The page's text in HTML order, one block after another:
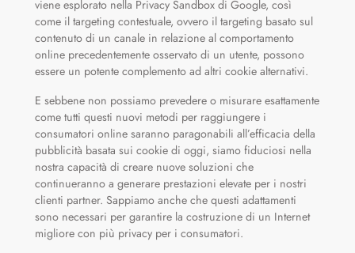
viene esplorato nella Privacy Sandbox di Google, così
come il targeting contestuale, ovvero il targeting basato sul
contenuto di un canale in relazione al comportamento
online precedentemente osservato di un utente, possono
essere un potente complemento ad altri cookie alternativi.
E sebbene non possiamo prevedere o misurare esattamente
come tutti questi nuovi metodi per raggiungere i
consumatori online saranno paragonabili all’efficacia della
pubblicità basata sui cookie di oggi, siamo fiduciosi nella
nostra capacità di creare nuove soluzioni che
continueranno a generare prestazioni elevate per i nostri
clienti partner. Sappiamo anche che questi adattamenti
sono necessari per garantire la costruzione di un Internet
migliore con più privacy per i consumatori.